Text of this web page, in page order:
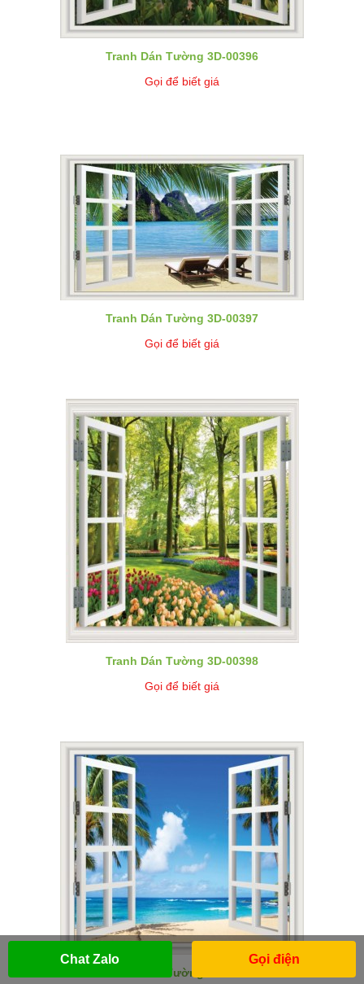
Tranh Dán Tường 3D-00396
Gọi để biết giá
Tranh Dán Tường 3D-00397
Gọi để biết giá
Tranh Dán Tường 3D-00398
Gọi để biết giá
Tranh Dán Tường 3D-00399
Chat Zalo Gọi điện